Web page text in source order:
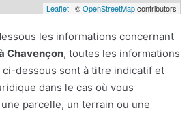
Leaflet | ©OpenStreetMapcontributors
les informations concernant
Chavençon, toutes les informations
dessous sont à titre indicatif et
dans le cas où vous
parcelle, un terrain ou une